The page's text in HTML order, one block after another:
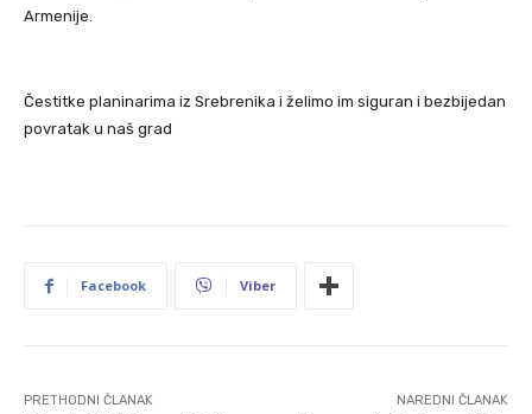
Armenije.
Čestitke planinarima iz Srebrenika i želimo im siguran i bezbijedan
povratak u naš grad
Facebook Viber
PRETHODNI ČLANAK NAREDNI ČLANAK